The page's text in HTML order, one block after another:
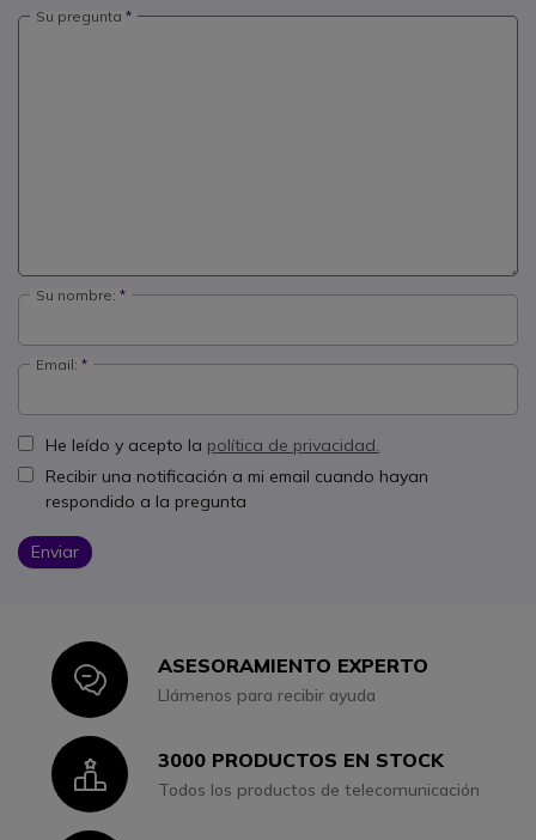
Su pregunta
Su nombre:
Email:
He leído y acepto la política de privacidad.
Recibir una notificación a mi email cuando hayan
respondido a la pregunta
Enviar
IconASESORAMIENTO EXPERTO
Llámenos para recibir ayuda
Icon3000 PRODUCTOS EN STOCK
Todos los productos de telecomunicación